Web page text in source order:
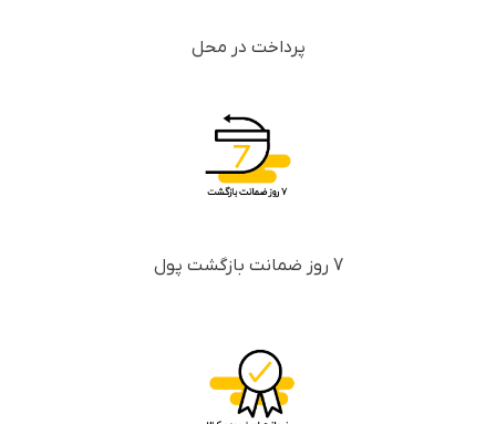
پرداخت در محل
7 روز ضمانت بازگشت پول